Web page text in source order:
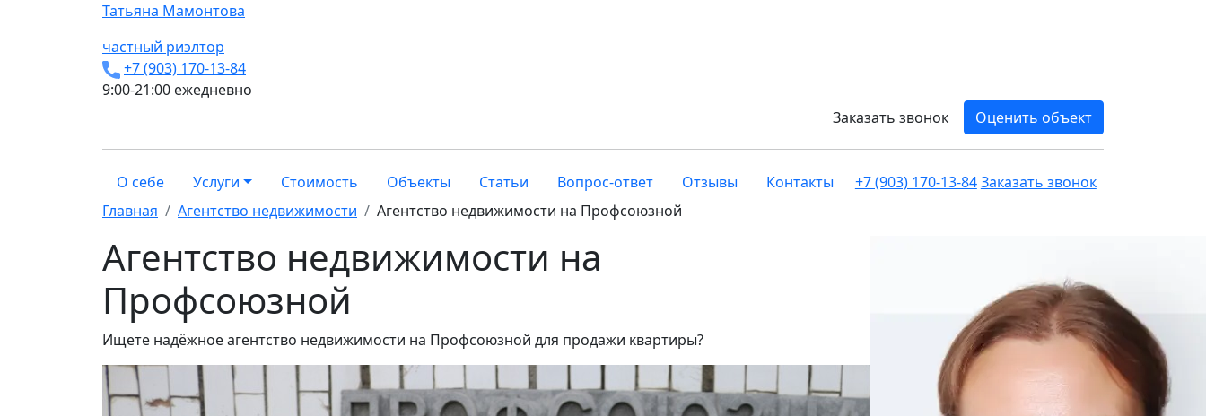
Татьяна Мамонтова
частный риэлтор
+7 (903) 170-13-84
9:00-21:00 ежедневно
Заказать звонок
Оценить объект
О себе Услуги Стоимость Объекты Статьи Вопрос-ответ Отзывы Контакты +7 (903) 170-13-84Заказать звонок
Главная
Агентство недвижимости Агентство недвижимости на Профсоюзной
Агентство недвижимости на
Профсоюзной
Ищете надёжное агентство недвижимости на Профсоюзной для продажи квартиры?